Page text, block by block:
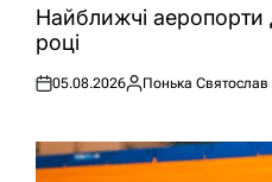
УНайближчі аеропорти
році
Оприлюднено
05.08.2026
Опубліковано
Понька Святослав